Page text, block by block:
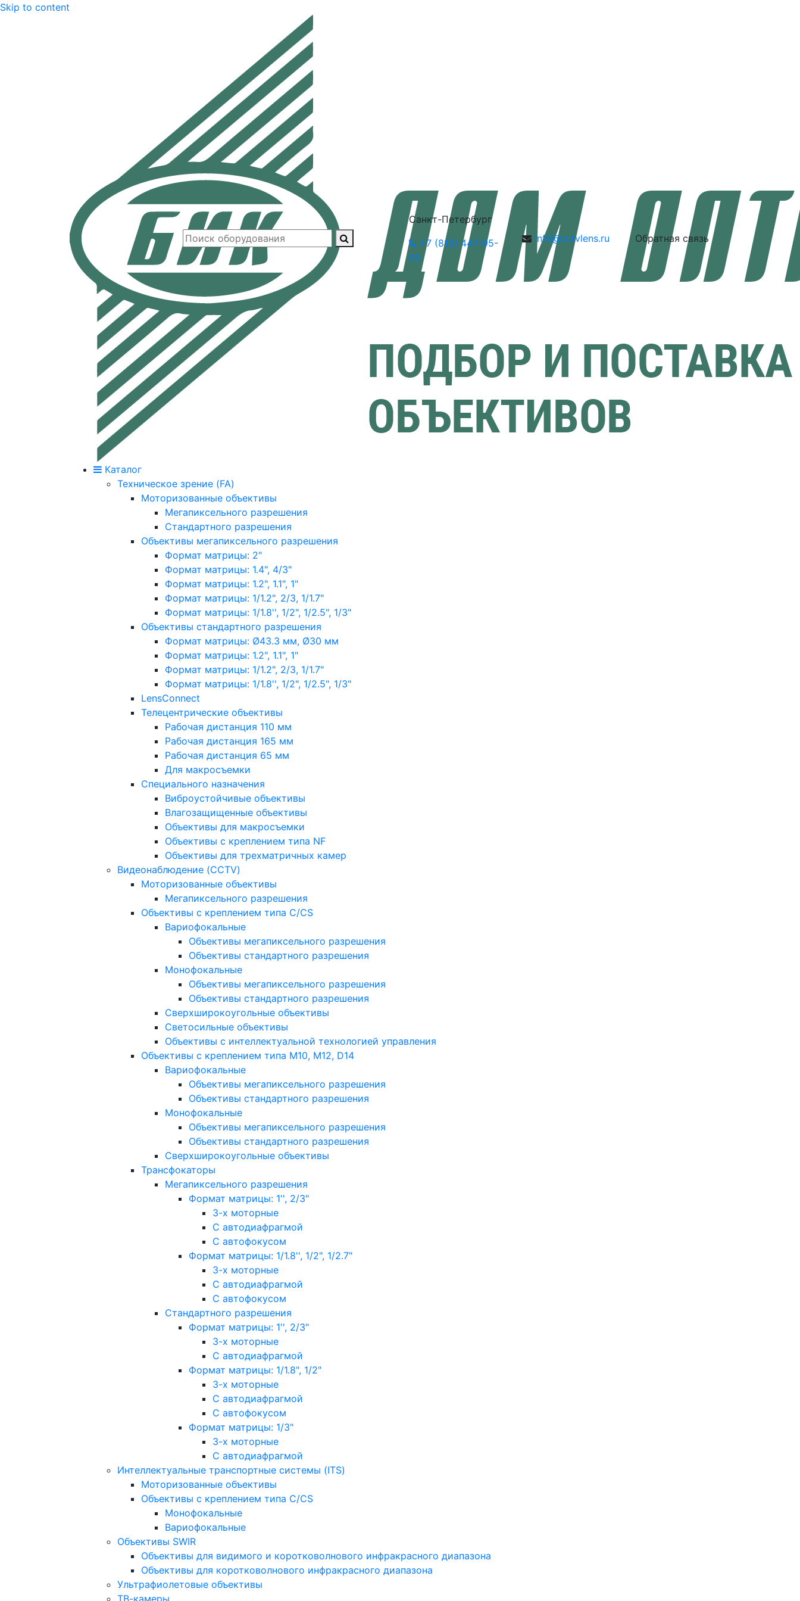
Skip to content
Санкт-Петербург
+7 (812) 447-95-
55
info@cctvlens.ru Обратная связь
Каталог
Техническое зрение (FA)
Моторизованные объективы
Мегапиксельного разрешения
Стандартного разрешения
Объективы мегапиксельного разрешения
Формат матрицы: 2"
Формат матрицы: 1.4", 4/3"
Формат матрицы: 1.2", 1.1", 1"
Формат матрицы: 1/1.2", 2/3, 1/1.7"
Формат матрицы: 1/1.8'', 1/2", 1/2.5", 1/3"
Объективы стандартного разрешения
Формат матрицы: Ø43.3 мм, Ø30 мм
Формат матрицы: 1.2", 1.1", 1"
Формат матрицы: 1/1.2", 2/3, 1/1.7"
Формат матрицы: 1/1.8'', 1/2", 1/2.5", 1/3"
LensConnect
Телецентрические объективы
Рабочая дистанция 110 мм
Рабочая дистанция 165 мм
Рабочая дистанция 65 мм
Для макросъемки
Специального назначения
Виброустойчивые объективы
Влагозащищенные объективы
Объективы для макросъемки
Объективы с креплением типа NF
Объективы для трехматричных камер
Видеонаблюдение (CCTV)
Моторизованные объективы
Мегапиксельного разрешения
Объективы с креплением типа C/CS
Вариофокальные
Объективы мегапиксельного разрешения
Объективы стандартного разрешения
Монофокальные
Объективы мегапиксельного разрешения
Объективы стандартного разрешения
Сверхширокоугольные объективы
Светосильные объективы
Объективы с интеллектуальной технологией управления
Объективы с креплением типа M10, M12, D14
Вариофокальные
Объективы мегапиксельного разрешения
Объективы стандартного разрешения
Монофокальные
Объективы мегапиксельного разрешения
Объективы стандартного разрешения
Сверхширокоугольные объективы
Трансфокаторы
Мегапиксельного разрешения
Формат матрицы: 1'', 2/3"
3-х моторные
С автодиафрагмой
С автофокусом
Формат матрицы: 1/1.8'', 1/2", 1/2.7"
3-х моторные
С автодиафрагмой
С автофокусом
Стандартного разрешения
Формат матрицы: 1'', 2/3"
3-х моторные
С автодиафрагмой
Формат матрицы: 1/1.8", 1/2"
3-х моторные
С автодиафрагмой
С автофокусом
Формат матрицы: 1/3"
3-х моторные
С автодиафрагмой
Интеллектуальные транспортные системы (ITS)
Моторизованные объективы
Объективы с креплением типа C/CS
Монофокальные
Вариофокальные
Объективы SWIR
Объективы для видимого и коротковолнового инфракрасного диапазона
Объективы для коротковолнового инфракрасного диапазона
Ультрафиолетовые объективы
ТВ-камеры